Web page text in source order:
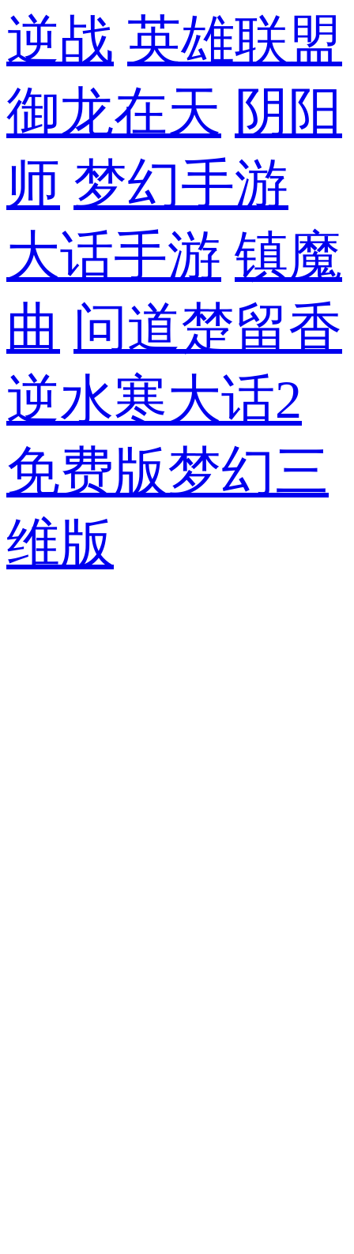
逆战 英雄联盟
御龙在天 阴阳
师 梦幻手游
大话手游 镇魔
曲 问道楚留香
逆水寒大话2
免费版梦幻三
维版